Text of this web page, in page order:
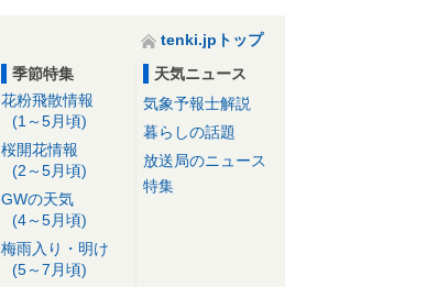
tenki.jpトップ
季節特集
花粉飛散情報
(1～5月頃)
桜開花情報
(2～5月頃)
GWの天気
(4～5月頃)
梅雨入り・明け
(5～7月頃)
天気ニュース
気象予報士解説
暮らしの話題
放送局のニュース
特集